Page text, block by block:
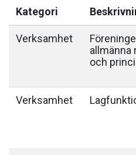
Kategori
Verksamhet
allmänna
och
Verksamhet